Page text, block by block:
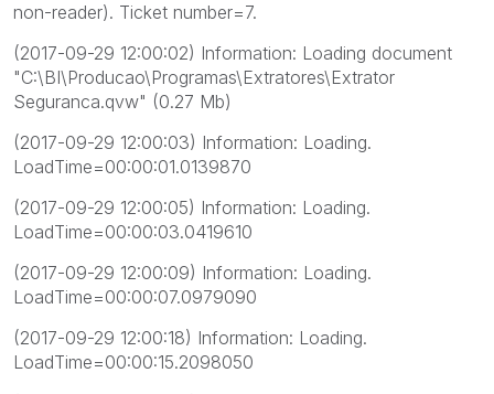
non-reader). Ticket number=7.
(2017-09-29 12:00:02) Information: Loading document
"C:\BI\Producao\Programas\Extratores\Extrator
Seguranca.qvw" (0.27 Mb)
(2017-09-29 12:00:03) Information: Loading.
LoadTime=00:00:01.0139870
(2017-09-29 12:00:05) Information: Loading.
LoadTime=00:00:03.0419610
(2017-09-29 12:00:09) Information: Loading.
LoadTime=00:00:07.0979090
(2017-09-29 12:00:18) Information: Loading.
LoadTime=00:00:15.2098050